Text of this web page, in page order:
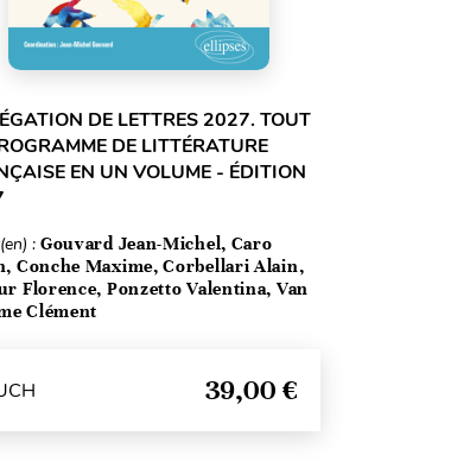
DE LETTRES 2027. TOUT
DE LITTÉRATURE
EN UN VOLUME - ÉDITION
: Gouvard Jean-Michel, Caro
Conche Maxime, Corbellari Alain,
Florence, Ponzetto Valentina, Van
Clément
39,00 €